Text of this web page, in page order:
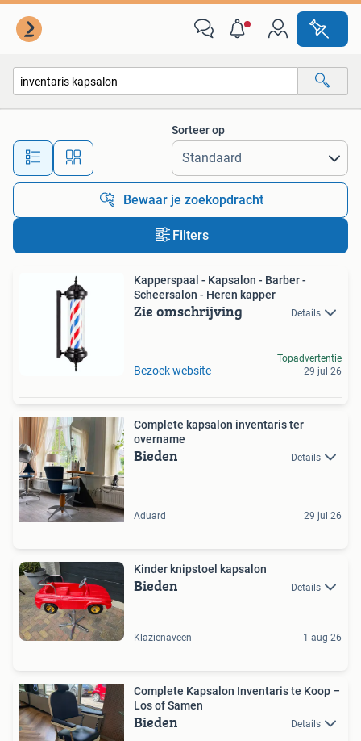
Alle afstanden…
Sorteer op
Bewaar je zoekopdracht
Filters
Kapperspaal - Kapsalon - Barber -
Scheersalon - Heren kapper
Zie omschrijving Details
Bezoek website
Topadvertentie
29 jul 26
Complete kapsalon inventaris ter
overname
Bieden Details
Aduard 29 jul 26
Kinder knipstoel kapsalon
Bieden Details
Klazienaveen 1 aug 26
Complete Kapsalon Inventaris te Koop –
Los of Samen
Bieden Details